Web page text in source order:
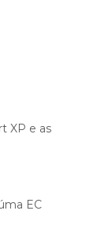
XP e as
EC